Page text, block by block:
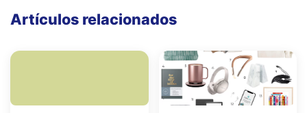
Artículos relacionados